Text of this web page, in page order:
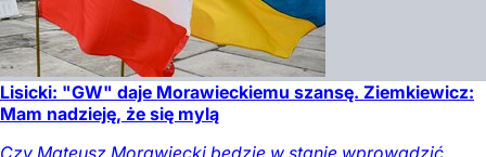
Lisicki: "GW" daje Morawieckiemu szansę. Ziemkiewicz:
Mam nadzieję, że się mylą
Czy Mateusz Morawiecki będzie w stanie wprowadzić